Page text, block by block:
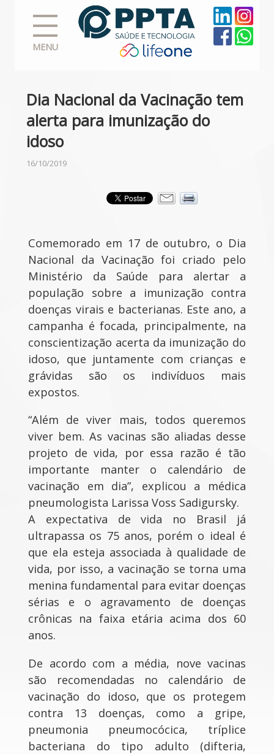
MENU
Dia Nacional da Vacinação tem
alerta para imunização do
idoso
16/10/2019
Comemorado em 17 de outubro, o Dia
Nacional da Vacinação foi criado pelo
Ministério da Saúde para alertar a
população sobre a imunização contra
doenças virais e bacterianas. Este ano, a
campanha é focada, principalmente, na
conscientização acerta da imunização do
idoso, que juntamente com crianças e
grávidas são os indivíduos mais
expostos.
“Além de viver mais, todos queremos
viver bem. As vacinas são aliadas desse
projeto de vida, por essa razão é tão
importante manter o calendário de
vacinação em dia”, explicou a médica
pneumologista Larissa Voss Sadigursky.
A expectativa de vida no Brasil já
ultrapassa os 75 anos, porém o ideal é
que ela esteja associada à qualidade de
vida, por isso, a vacinação se torna uma
menina fundamental para evitar doenças
sérias e o agravamento de doenças
crônicas na faixa etária acima dos 60
anos.
De acordo com a média, nove vacinas
são recomendadas no calendário de
vacinação do idoso, que os protegem
contra 13 doenças, como a gripe,
pneumonia pneumocócica, tríplice
bacteriana do tipo adulto (difteria,